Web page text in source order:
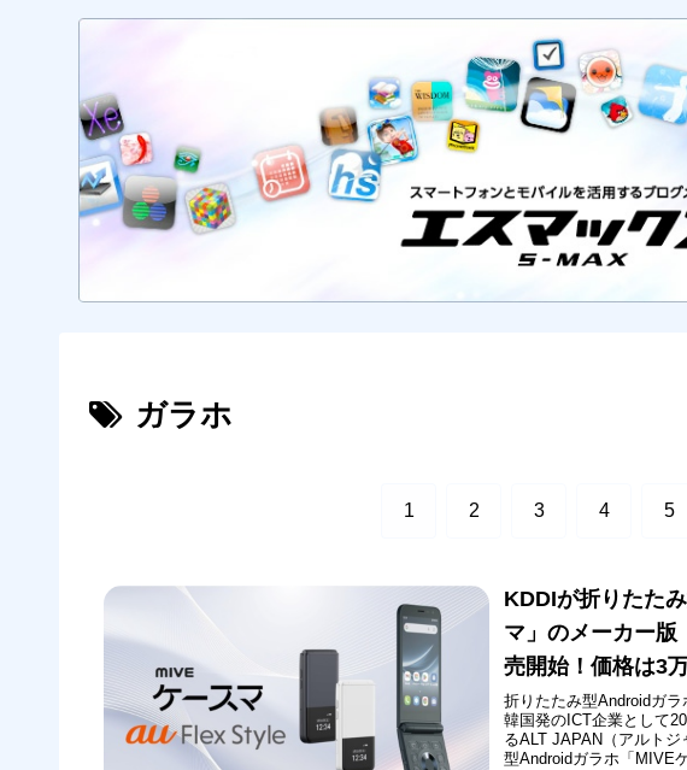
ガラホ
1 2 3 4 5
KDDIが折りたた
マ」のメーカー
売開始！価格は3
折りたたみ型Androidガ
韓国発のICT企業として
るALT JAPAN（アルト
型Androidガラホ「MIVE